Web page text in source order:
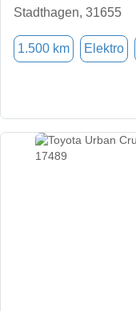
Stadthagen, 31655
1.500 km Elektro